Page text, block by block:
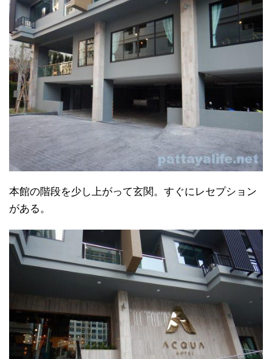
本館の階段を少し上がって玄関。すぐにレセプション
がある。